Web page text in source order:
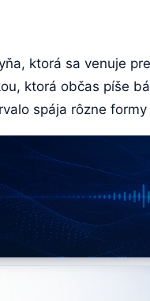
ktorá sa venuje
ktorá občas píše
spája rôzne